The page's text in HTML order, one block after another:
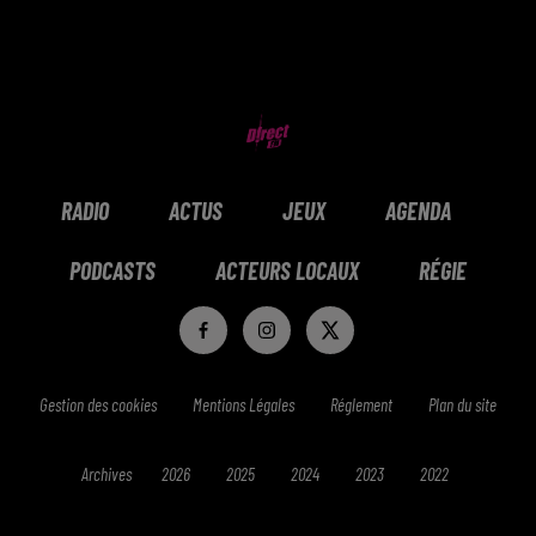
RADIO ACTUS JEUX AGENDA
PODCASTS ACTEURS LOCAUX RÉGIE
Gestion des cookies Mentions Légales Réglement Plan du site
Archives 2026 2025 2024 2023 2022